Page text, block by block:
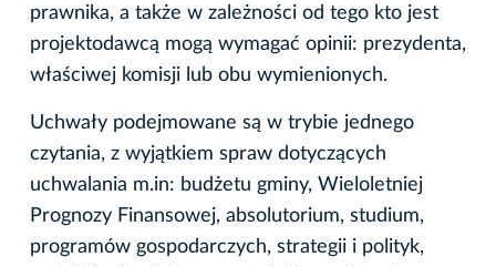
prawnika, a także w zależności od tego kto jest
projektodawcą mogą wymagać opinii: prezydenta,
właściwej komisji lub obu wymienionych.
Uchwały podejmowane są w trybie jednego
czytania, z wyjątkiem spraw dotyczących
uchwalania m.in: budżetu gminy, Wieloletniej
Prognozy Finansowej, absolutorium, studium,
programów gospodarczych, strategii i polityk,